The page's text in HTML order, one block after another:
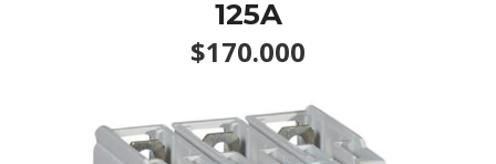
125A
$170.000